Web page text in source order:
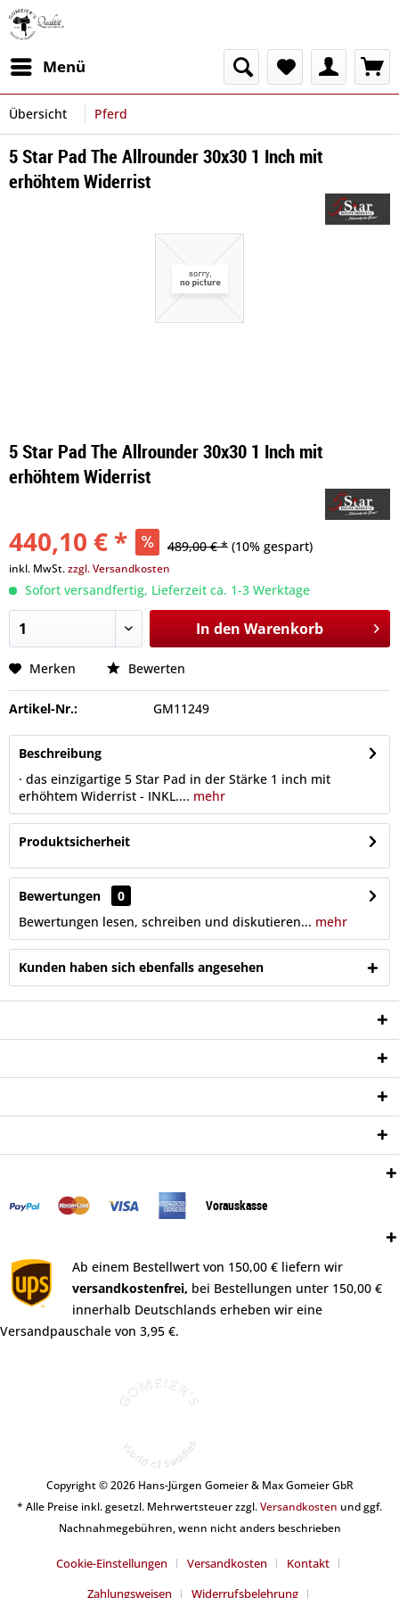
Menü
Übersicht Pferd
5 Star Pad The Allrounder 30x30 1 Inch mit
erhöhtem Widerrist
5 Star Pad The Allrounder 30x30 1 Inch mit
erhöhtem Widerrist
440,10 € * 489,00 € * (10% gespart)
inkl. MwSt.zzgl. Versandkosten
Sofort versandfertig, Lieferzeit ca. 1-3 Werktage
In den Warenkorb
Merken Bewerten
Artikel-Nr.: GM11249
Beschreibung
· das einzigartige 5 Star Pad in der Stärke 1 inch mit
erhöhtem Widerrist - INKL.... mehr
Produktsicherheit
Bewertungen
0
Bewertungen lesen, schreiben und diskutieren... mehr
Kunden haben sich ebenfalls angesehen
Vorauskasse
Ab einem Bestellwert von 150,00 € liefern wir
versandkostenfrei, bei Bestellungen unter 150,00 €
innerhalb Deutschlands erheben wir eine
Versandpauschale von 3,95 €.
Copyright © 2026 Hans-Jürgen Gomeier & Max Gomeier GbR
* Alle Preise inkl. gesetzl. Mehrwertsteuer zzgl.Versandkosten und ggf.
Nachnahmegebühren, wenn nicht anders beschrieben
Cookie-Einstellungen Versandkosten
Kontakt
Zahlungsweisen
Widerrufsbelehrung